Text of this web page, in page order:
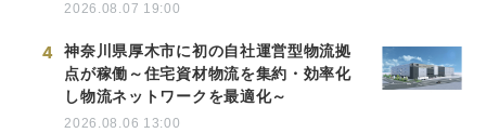
2026.08.07 19:00
4
神奈川県厚木市に初の自社運営型物流拠
点が稼働～住宅資材物流を集約・効率化
し物流ネットワークを最適化～
2026.08.06 13:00